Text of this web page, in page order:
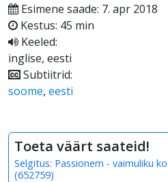
Esimene saade: 7. apr 2018
Kestus: 45 min
Keeled:
inglise, eesti
Subtiitrid:
soome, eesti
Toeta väärt saateid!
Selgitus: Passionem - vaimuliku
(652759)